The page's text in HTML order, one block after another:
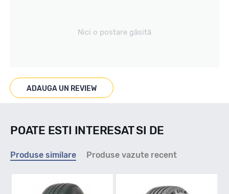
Marcaje
Nici o postare găsită
ADAUGA UN REVIEW
POATE ESTI INTERESAT SI DE
Produse similare Produse vazute recent